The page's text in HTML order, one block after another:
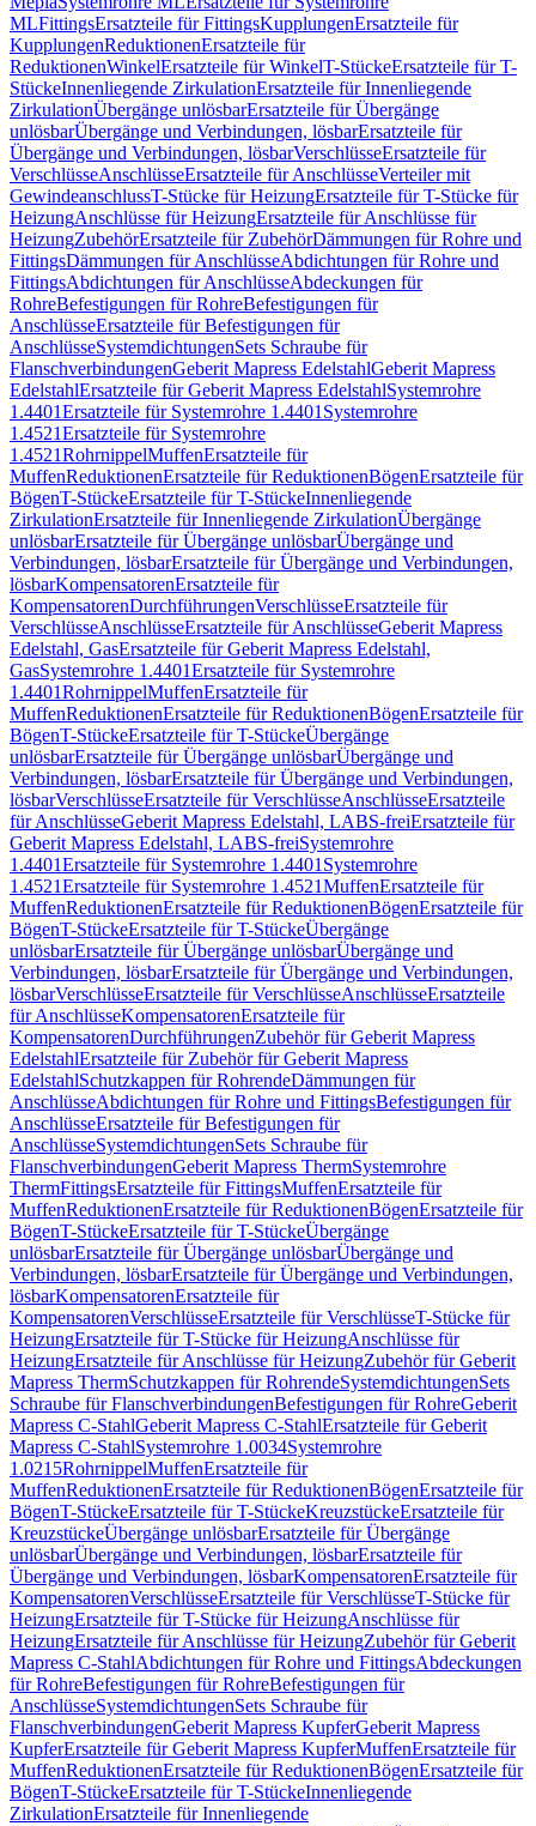
MLFittingsErsatzteile für FittingsKupplungenErsatzteile für
KupplungenReduktionenErsatzteile für
ReduktionenWinkelErsatzteile für WinkelT-StückeErsatzteile für T-
StückeInnenliegende ZirkulationErsatzteile für Innenliegende
ZirkulationÜbergänge unlösbarErsatzteile für Übergänge
unlösbarÜbergänge und Verbindungen, lösbarErsatzteile für
Übergänge und Verbindungen, lösbarVerschlüsseErsatzteile für
VerschlüsseAnschlüsseErsatzteile für AnschlüsseVerteiler mit
GewindeanschlussT-Stücke für HeizungErsatzteile für T-Stücke für
HeizungAnschlüsse für HeizungErsatzteile für Anschlüsse für
HeizungZubehörErsatzteile für ZubehörDämmungen für Rohre und
FittingsDämmungen für AnschlüsseAbdichtungen für Rohre und
FittingsAbdichtungen für AnschlüsseAbdeckungen für
RohreBefestigungen für RohreBefestigungen für
AnschlüsseErsatzteile für Befestigungen für
AnschlüsseSystemdichtungenSets Schraube für
FlanschverbindungenGeberit Mapress EdelstahlGeberit Mapress
EdelstahlErsatzteile für Geberit Mapress EdelstahlSystemrohre
1.4401Ersatzteile für Systemrohre 1.4401 Systemrohre
1.4521Ersatzteile für Systemrohre
1.4521RohrnippelMuffenErsatzteile für
MuffenReduktionenErsatzteile für ReduktionenBögenErsatzteile für
BögenT-StückeErsatzteile für T-StückeInnenliegende
ZirkulationErsatzteile für Innenliegende ZirkulationÜbergänge
unlösbarErsatzteile für Übergänge unlösbarÜbergänge und
Verbindungen, lösbarErsatzteile für Übergänge und Verbindungen,
lösbarKompensatorenErsatzteile für
KompensatorenDurchführungenVerschlüsseErsatzteile für
VerschlüsseAnschlüsseErsatzteile für AnschlüsseGeberit Mapress
Edelstahl, GasErsatzteile für Geberit Mapress Edelstahl,
GasSystemrohre 1.4401Ersatzteile für Systemrohre
1.4401RohrnippelMuffenErsatzteile für
MuffenReduktionenErsatzteile für ReduktionenBögenErsatzteile für
BögenT-StückeErsatzteile für T-StückeÜbergänge
unlösbarErsatzteile für Übergänge unlösbarÜbergänge und
Verbindungen, lösbarErsatzteile für Übergänge und Verbindungen,
lösbarVerschlüsseErsatzteile für VerschlüsseAnschlüsseErsatzteile
für AnschlüsseGeberit Mapress Edelstahl, LABS-freiErsatzteile für
Geberit Mapress Edelstahl, LABS-freiSystemrohre
1.4401Ersatzteile für Systemrohre 1.4401 Systemrohre
1.4521Ersatzteile für Systemrohre 1.4521MuffenErsatzteile für
MuffenReduktionenErsatzteile für ReduktionenBögenErsatzteile für
BögenT-StückeErsatzteile für T-StückeÜbergänge
unlösbarErsatzteile für Übergänge unlösbarÜbergänge und
Verbindungen, lösbarErsatzteile für Übergänge und Verbindungen,
lösbarVerschlüsseErsatzteile für VerschlüsseAnschlüsseErsatzteile
für AnschlüsseKompensatorenErsatzteile für
KompensatorenDurchführungenZubehör für Geberit Mapress
EdelstahlErsatzteile für Zubehör für Geberit Mapress
EdelstahlSchutzkappen für RohrendeDämmungen für
AnschlüsseAbdichtungen für Rohre und FittingsBefestigungen für
AnschlüsseErsatzteile für Befestigungen für
AnschlüsseSystemdichtungenSets Schraube für
FlanschverbindungenGeberit Mapress ThermSystemrohre
ThermFittingsErsatzteile für FittingsMuffenErsatzteile für
MuffenReduktionenErsatzteile für ReduktionenBögenErsatzteile für
BögenT-StückeErsatzteile für T-StückeÜbergänge
unlösbarErsatzteile für Übergänge unlösbarÜbergänge und
Verbindungen, lösbarErsatzteile für Übergänge und Verbindungen,
lösbarKompensatorenErsatzteile für
KompensatorenVerschlüsseErsatzteile für VerschlüsseT-Stücke für
HeizungErsatzteile für T-Stücke für HeizungAnschlüsse für
HeizungErsatzteile für Anschlüsse für HeizungZubehör für Geberit
Mapress ThermSchutzkappen für RohrendeSystemdichtungenSets
Schraube für FlanschverbindungenBefestigungen für RohreGeberit
Mapress C-StahlGeberit Mapress C-StahlErsatzteile für Geberit
Mapress C-StahlSystemrohre 1.0034Systemrohre
1.0215RohrnippelMuffenErsatzteile für
MuffenReduktionenErsatzteile für ReduktionenBögenErsatzteile für
BögenT-StückeErsatzteile für T-StückeKreuzstückeErsatzteile für
KreuzstückeÜbergänge unlösbarErsatzteile für Übergänge
unlösbarÜbergänge und Verbindungen, lösbarErsatzteile für
Übergänge und Verbindungen, lösbarKompensatorenErsatzteile für
KompensatorenVerschlüsseErsatzteile für VerschlüsseT-Stücke für
HeizungErsatzteile für T-Stücke für HeizungAnschlüsse für
HeizungErsatzteile für Anschlüsse für HeizungZubehör für Geberit
Mapress C-StahlAbdichtungen für Rohre und FittingsAbdeckungen
für RohreBefestigungen für RohreBefestigungen für
AnschlüsseSystemdichtungenSets Schraube für
FlanschverbindungenGeberit Mapress KupferGeberit Mapress
KupferErsatzteile für Geberit Mapress KupferMuffenErsatzteile für
MuffenReduktionenErsatzteile für ReduktionenBögenErsatzteile für
BögenT-StückeErsatzteile für T-StückeInnenliegende
ZirkulationErsatzteile für Innenliegende